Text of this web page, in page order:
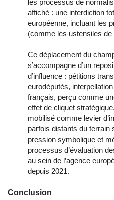
les processus de
affiché : une interdiction
européenne, incluant les
(comme les ustensiles de
Ce déplacement du
s’accompagne d’un
d’influence : pétitions
eurodéputés,
français, perçu comme
effet de cliquet
mobilisé comme levier
parfois distants du terrain
pression symbolique et
processus d’évaluation
au sein de l’agence
depuis 2021.
Conclusion